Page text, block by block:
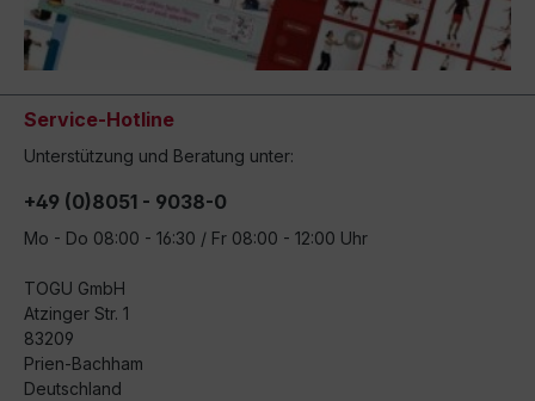
Service-Hotline
Unterstützung und Beratung unter:
+49 (0)8051 - 9038-0
Mo - Do 08:00 - 16:30 / Fr 08:00 - 12:00 Uhr
TOGU GmbH
Atzinger Str. 1
83209
Prien-Bachham
Deutschland